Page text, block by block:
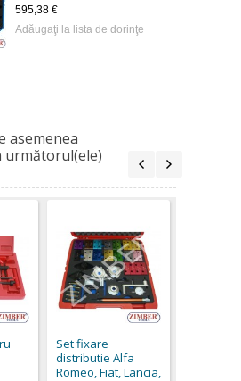
595,38 €
Adăugaţi la lista de dorinţe
asemenea
următorul(ele)
Set fixare
distributie Alfa
Romeo, Fiat, Lancia,